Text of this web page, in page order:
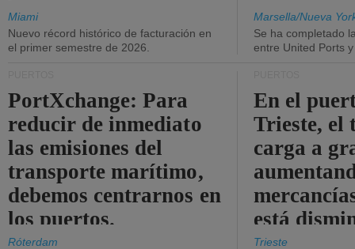
Miami
Nuevo récord histórico de facturación en
el primer semestre de 2026.
Marsella/Nueva
Se ha completado
entre United Ports
PortXchange: Para
reducir de inmediato
las emisiones del
transporte marítimo,
debemos centrarnos en
los puertos.
Róterdam
En el
Trieste, el
carga a
está
Trieste